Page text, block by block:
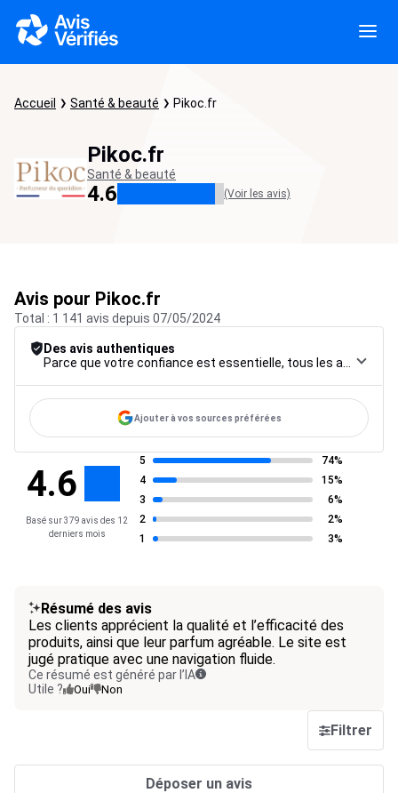
Accueil Santé & beauté Pikoc.fr
Pikoc.fr
Santé & beauté
4.6 (Voir les avis)
Avis pour Pikoc.fr
Total : 1 141 avis depuis 07/05/2024
Des avis authentiques
Ajouter à vos sources préférées
4.6
Basé sur 379 avis des 12
derniers mois
5
74%
4
15%
3
6%
2
2%
1
3%
Résumé des avis
Les clients apprécient la qualité et l’efficacité des
produits, ainsi que leur parfum agréable. Le site est
jugé pratique avec une navigation fluide.
Ce résumé est généré par l’IA
Utile ?
Oui Non
Filtrer
Déposer un avis